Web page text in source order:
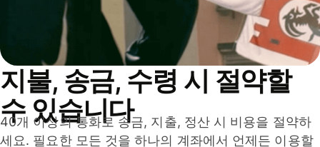
지불, 송금, 수령 시 절약할
수 있습니다
40개 이상의 통화로 송금, 지출, 정산 시 비용을 절약하
세요. 필요한 모든 것을 하나의 계좌에서 언제든 이용할